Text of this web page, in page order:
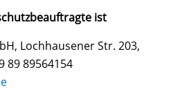
ist
Lochhausener Str. 203,
89 89564154